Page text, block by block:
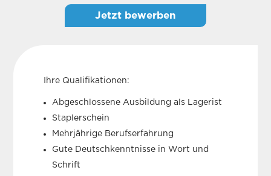
Jetzt bewerben
Ihre Qualifikationen:
Abgeschlossene Ausbildung als Lagerist
Staplerschein
Mehrjährige Berufserfahrung
Gute Deutschkenntnisse in Wort und
Schrift